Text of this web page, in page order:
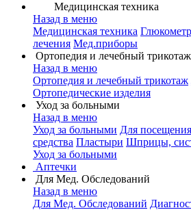
Медицинская техника
Назад в меню
Медицинская техника
лечения Мед.приборы
Ортопедия и лечебный трикотаж
Назад в меню
Ортопедия и лечебный трикотаж
Ортопедические изделия
Уход за больными
Назад в меню
Уход за больными Для
средства Пластыри Шприцы,
Уход за больными
Аптечки
Для Мед. Обследований
Назад в меню
Для Мед. Обследований